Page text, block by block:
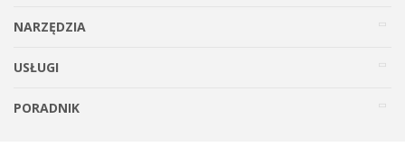
NARZĘDZIA
USŁUGI
PORADNIK